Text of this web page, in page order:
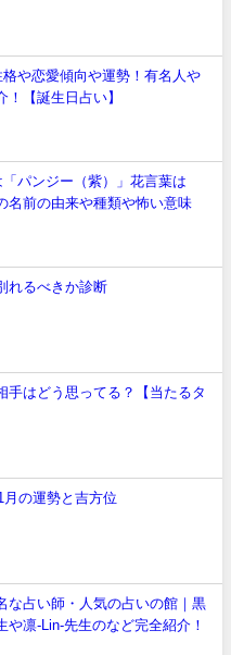
や恋愛傾向や運勢！有名人や
！【誕生日占い】
パンジー（紫）」花言葉は
名前の由来や種類や怖い意味
れるべきか診断
手はどう思ってる？【当たるタ
月の運勢と吉方位
な占い師・人気の占いの館｜黒
や凛‐Lin‐先生のなど完全紹介！